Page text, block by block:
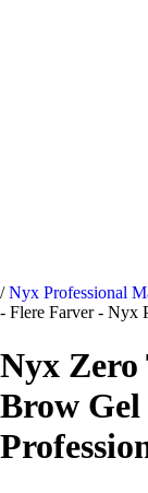
/ Nyx Professional
- Flere Farver - Nyx
Nyx Zero
Brow